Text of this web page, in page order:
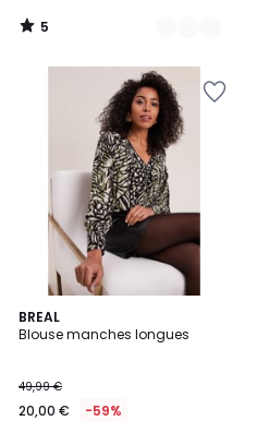
5
/
BREAL
Blouse manches longues
49,99 €
20,00 € -59%